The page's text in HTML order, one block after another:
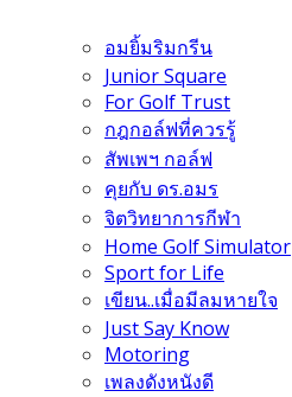
อมยิ้มริมกรีน
Junior Square
For Golf Trust
กฎกอล์ฟที่ควรรู้
สัพเพฯ กอล์ฟ
คุยกับ ดร.อมร
จิตวิทยาการกีฬา
Home Golf Simulator
Sport for Life
เขียน..เมื่อมีลมหายใจ
Just Say Know
Motoring
เพลงดังหนังดี